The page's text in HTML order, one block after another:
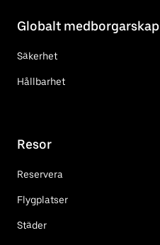
Globalt medborgarskap
Säkerhet
Hållbarhet
Resor
Reservera
Flygplatser
Städer